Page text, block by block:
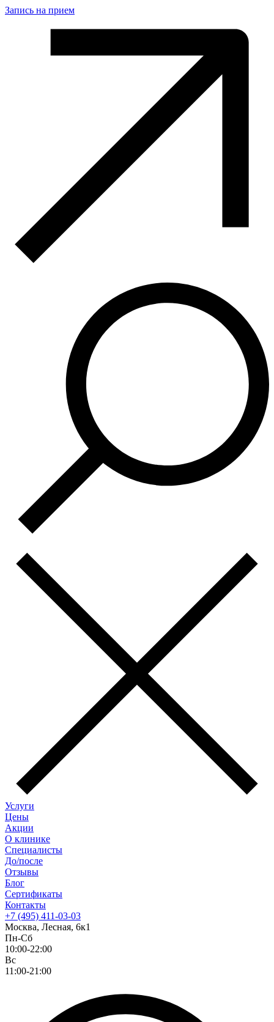
Запись на прием
Услуги
Цены
Акции
О клинике
Специалисты
До/после
Отзывы
Блог
Сертификаты
Контакты
+7 (495) 411-03-03
Москва, Лесная, 6к1
Пн-Сб
10:00-22:00
Вс
11:00-21:00